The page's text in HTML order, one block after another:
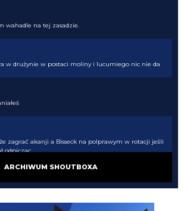
wahadle na tej zasadzie.
w drużynie w postaci moliny i lucumiego nic nie da
zagrać akanji a Bisseck na polprawym w rotacji jeśli
odpiczac
akurat nasze sztaby wiedzą jak prowadzić
ARCHIWUM SHOUTBOXA